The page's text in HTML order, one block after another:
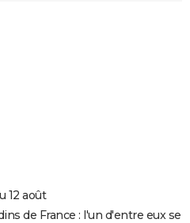
12 août
de France : l'un d'entre eux se